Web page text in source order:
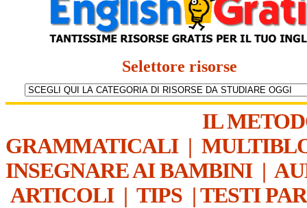
Selettore risorse
IL
GRAMMATICALI|
INSEGNARE AI BAMBINI|
ARTICOLI| TIPS | TESTI